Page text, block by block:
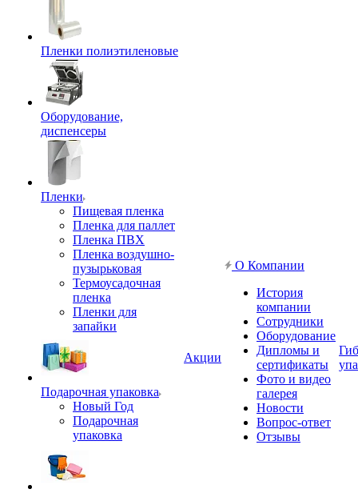
Пленки полиэтиленовые
Оборудование,
диспенсеры
Пленки
Пищевая пленка
Пленка для паллет
Пленка ПВХ
Пленка воздушно-
пузырьковая
Термоусадочная
пленка
Пленки для
запайки
Подарочная упаковка
Новый Год
Подарочная
упаковка
Акции
О Компании
История
компании
Сотрудники
Оборудование
Дипломы и
сертификаты
Фото и видео
галерея
Новости
Вопрос-ответ
Отзывы